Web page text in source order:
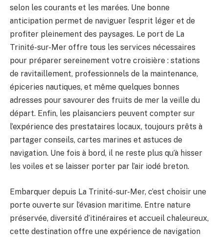
selon les courants et les marées. Une bonne
anticipation permet de naviguer l’esprit léger et de
profiter pleinement des paysages. Le port de La
Trinité-sur-Mer offre tous les services nécessaires
pour préparer sereinement votre croisière : stations
de ravitaillement, professionnels de la maintenance,
épiceries nautiques, et même quelques bonnes
adresses pour savourer des fruits de mer la veille du
départ. Enfin, les plaisanciers peuvent compter sur
l’expérience des prestataires locaux, toujours prêts à
partager conseils, cartes marines et astuces de
navigation. Une fois à bord, il ne reste plus qu’à hisser
les voiles et se laisser porter par l’air iodé breton.
Embarquer depuis La Trinité-sur-Mer, c’est choisir une
porte ouverte sur l’évasion maritime. Entre nature
préservée, diversité d’itinéraires et accueil chaleureux,
cette destination offre une expérience de navigation